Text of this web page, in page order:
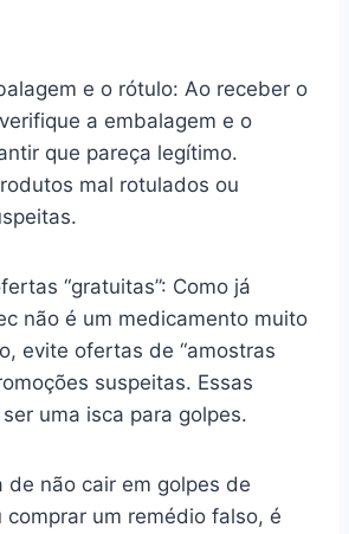
e o rótulo: Ao receber o
a embalagem e o
que pareça legítimo.
mal rotulados ou
“gratuitas”: Como já
não é um medicamento muito
evite ofertas de “amostras
suspeitas. Essas
uma isca para golpes.
de não cair em golpes de
comprar um remédio falso, é